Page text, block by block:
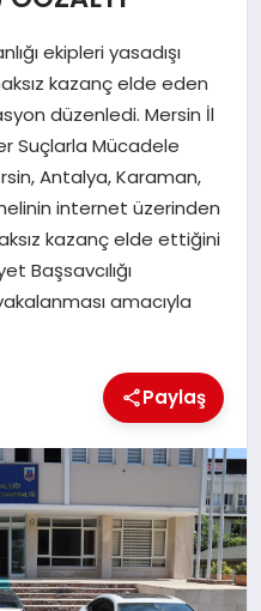
ekipleri yasadışı
kazanç elde eden
düzenledi. Mersin İl
Suçlarla Mücadele
Antalya, Karaman,
internet üzerinden
kazanç elde ettiğini
Başsavcılığı
amacıyla
Paylaş